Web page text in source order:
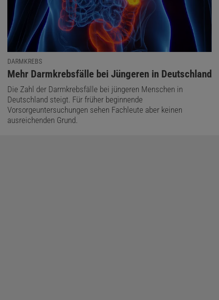
DARMKREBS
:
Mehr Darmkrebsfälle bei Jüngeren in Deutschland
Die Zahl der Darmkrebsfälle bei jüngeren Menschen in
Deutschland steigt. Für früher beginnende
Vorsorgeuntersuchungen sehen Fachleute aber keinen
ausreichenden Grund.